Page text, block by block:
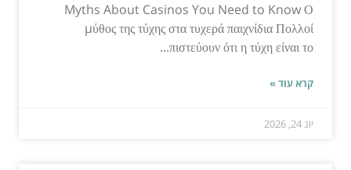
Myths About Casinos You Need to Know Ο
μύθος της τύχης στα τυχερά παιχνίδια Πολλοί
πιστεύουν ότι η τύχη είναι το...
קרא עוד »
יונ 24, 2026